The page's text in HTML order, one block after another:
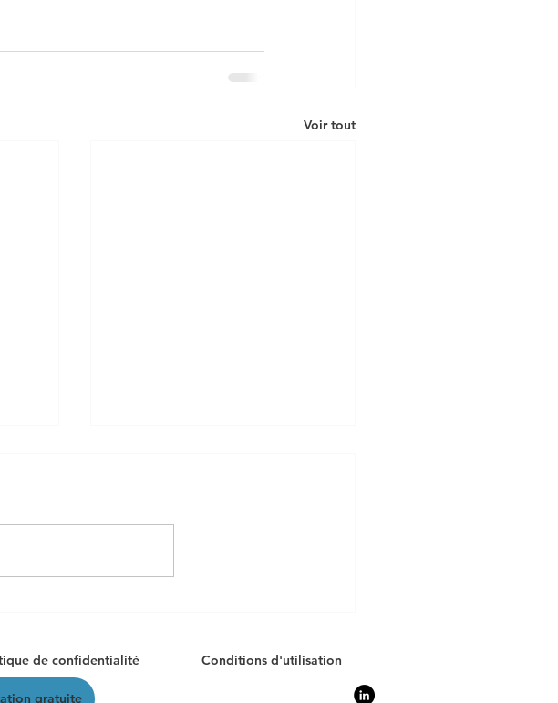
Voir tout
votre entreprise
de confidentialité
gratuite
Conditions d'utilisation